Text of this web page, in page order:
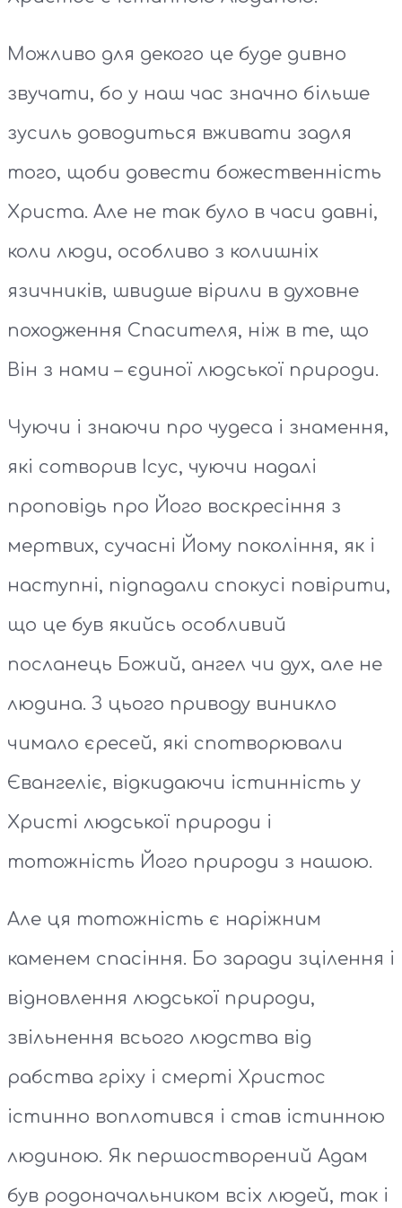
Можливо для декого це буде дивно
звучати, бо у наш час значно більше
зусиль доводиться вживати задля
того, щоби довести божественність
Христа. Але не так було в часи давні,
коли люди, особливо з колишніх
язичників, швидше вірили в духовне
походження Спасителя, ніж в те, що
Він з нами – єдиної людської природи.
Чуючи і знаючи про чудеса і знамення,
які сотворив Ісус, чуючи надалі
проповідь про Його воскресіння з
мертвих, сучасні Йому покоління, як і
наступні, підпадали спокусі повірити,
що це був якийсь особливий
посланець Божий, ангел чи дух, але не
людина. З цього приводу виникло
чимало єресей, які спотворювали
Євангеліє, відкидаючи істинність у
Христі людської природи і
тотожність Його природи з нашою.
Але ця тотожність є наріжним
каменем спасіння. Бо заради зцілення і
відновлення людської природи,
звільнення всього людства від
рабства гріху і смерті Христос
істинно воплотився і став істинною
людиною. Як першостворений Адам
був родоначальником всіх людей, так і